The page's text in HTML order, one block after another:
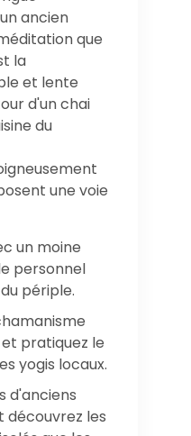
ancien
que
la
et lente
d'un chai
du
une voie
un moine
personnel
périple.
pratiquez le
yogis locaux.
d'anciens
découvrez les